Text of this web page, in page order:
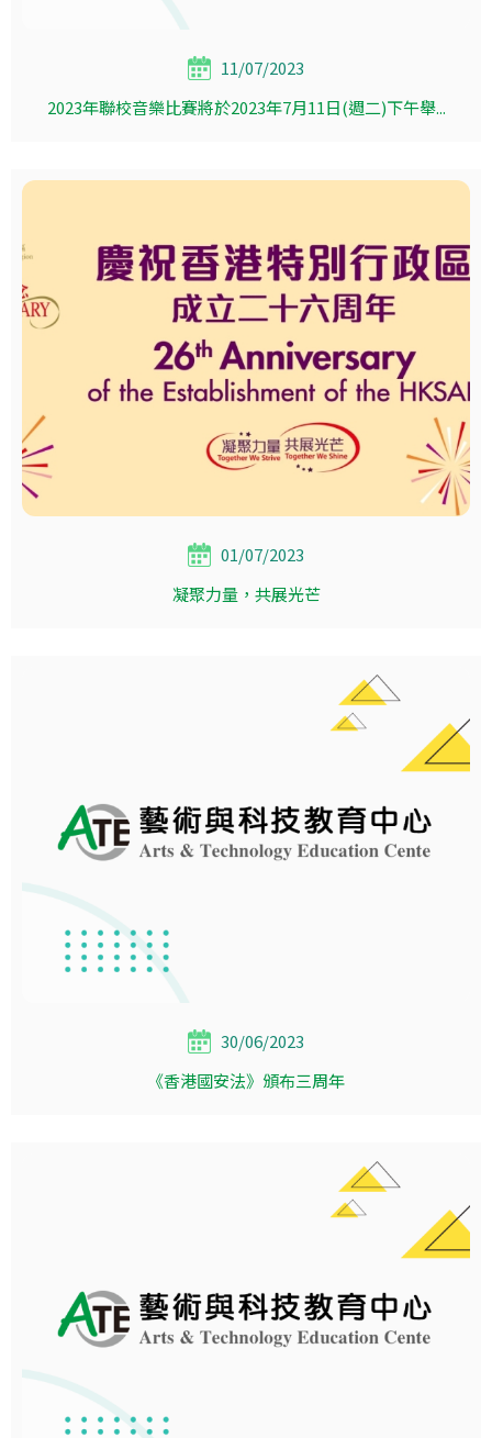
11/07/2023
2023年聯校音樂比賽將於2023年7月11日(週二)下午舉...
01/07/2023
凝聚力量，共展光芒
30/06/2023
《香港國安法》頒布三周年